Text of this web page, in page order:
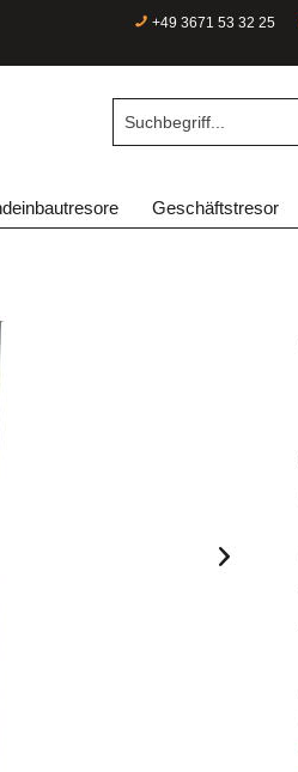
+49 3671 53 32 25
Geschäftstresor